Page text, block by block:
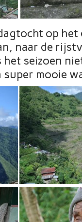
op het
naar de
seizoen
super mooie